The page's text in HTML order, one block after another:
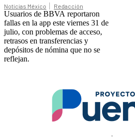
Noticias México Redacción
Usuarios de BBVA reportaron
fallas en la app este viernes 31 de
julio, con problemas de acceso,
retrasos en transferencias y
depósitos de nómina que no se
reflejan.
.